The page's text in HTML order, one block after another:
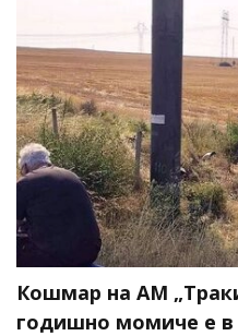
Кошмар на АМ
годишно момиче е